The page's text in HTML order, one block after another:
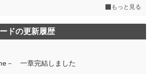
もっと見る
ドの更新履歴
－ 一章完結しました